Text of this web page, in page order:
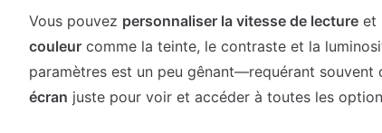
Vous pouvez personnaliser la vitesse de lecture et
couleur comme la teinte, le contraste et la
paramètres est un peu gênant—requérant souvent
écran juste pour voir et accéder à toutes les